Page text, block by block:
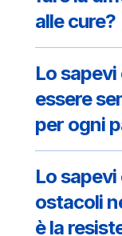
alle cure?
Lo
essere
per ogni
Lo
ostacoli
è la